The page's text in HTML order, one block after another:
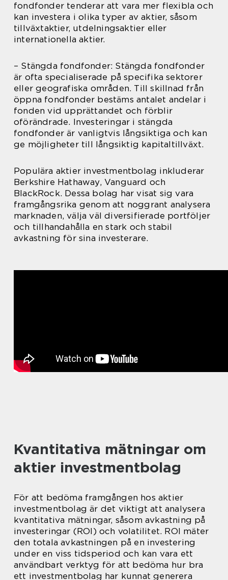
fondfonder tenderar att vara mer flexibla och
kan investera i olika typer av aktier, såsom
tillväxtaktier, utdelningsaktier eller
internationella aktier.
– Stängda fondfonder: Stängda fondfonder
är ofta specialiserade på specifika sektorer
eller geografiska områden. Till skillnad från
öppna fondfonder bestäms antalet andelar i
fonden vid upprättandet och förblir
oförändrade. Investeringar i stängda
fondfonder är vanligtvis långsiktiga och kan
ge möjligheter till långsiktig kapitaltillväxt.
Populära aktier investmentbolag inkluderar
Berkshire Hathaway, Vanguard och
BlackRock. Dessa bolag har visat sig vara
framgångsrika genom att noggrant analysera
marknaden, välja väl diversifierade portföljer
och tillhandahålla en stark och stabil
avkastning för sina investerare.
Kvantitativa mätningar om
aktier investmentbolag
För att bedöma framgången hos aktier
investmentbolag är det viktigt att analysera
kvantitativa mätningar, såsom avkastning på
investeringar (ROI) och volatilitet. ROI mäter
den totala avkastningen på en investering
under en viss tidsperiod och kan vara ett
användbart verktyg för att bedöma hur bra
ett investmentbolag har kunnat generera